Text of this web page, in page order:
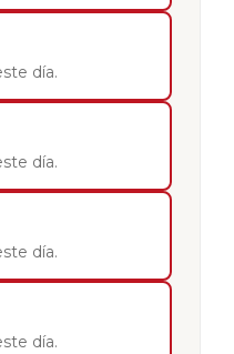
día.
día.
día.
día.